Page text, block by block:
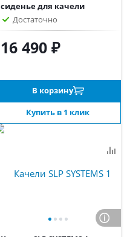
сиденье для качели
"лодочка" белое
Достаточно
16 490 ₽
В корзину
Купить в 1 клик